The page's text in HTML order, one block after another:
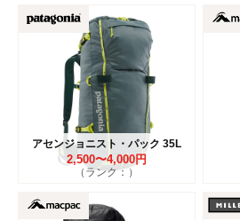
アセンジョニスト・パック 35L
2,500〜4,000円
（ランク：）